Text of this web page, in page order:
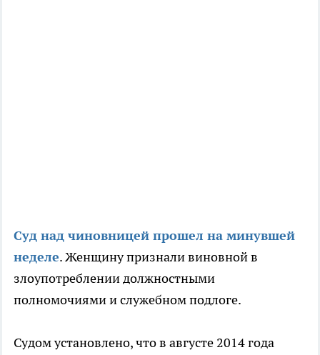
Суд над чиновницей прошел на минувшей
неделе. Женщину признали виновной в
злоупотреблении должностными
полномочиями и служебном подлоге.
Судом установлено, что в августе 2014 года